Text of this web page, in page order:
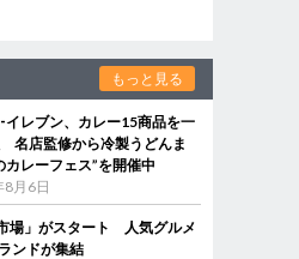
もっと見る
イレブン、カレー15商品を一
名店監修から冷製うどんま
カレーフェス”を開催中
月6日
場」がスタート 人気グルメ
ンドが集結